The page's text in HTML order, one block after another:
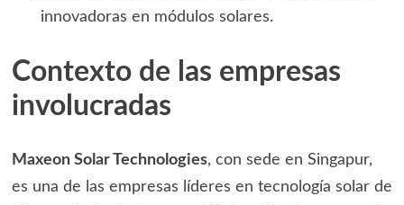
innovadoras en módulos solares.
Contexto de las empresas
involucradas
Maxeon Solar Technologies, con sede en Singapur,
es una de las empresas líderes en tecnología solar de